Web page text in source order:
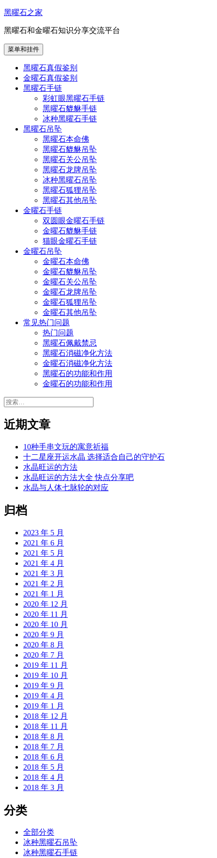
跳
内
容
黑曜石之家
黑曜石和金曜石知识分享交流平台
菜单和挂件
黑曜石真假鉴别
金曜石真假鉴别
黑曜石手链
彩虹眼黑曜石手链
黑曜石貔貅手链
冰种黑曜石手链
黑曜石吊坠
黑曜石本命佛
黑曜石貔貅吊坠
黑曜石关公吊坠
黑曜石龙牌吊坠
冰种黑曜石吊坠
黑曜石狐狸吊坠
黑曜石其他吊坠
金曜石手链
双圆眼金曜石手链
金曜石貔貅手链
猫眼金曜石手链
金曜石吊坠
金曜石本命佛
金曜石貔貅吊坠
金曜石关公吊坠
金曜石龙牌吊坠
金曜石狐狸吊坠
金曜石其他吊坠
常见热门问题
热门问题
黑曜石佩戴禁忌
黑曜石消磁净化方法
金曜石消磁净化方法
黑曜石的功能和作用
金曜石的功能和作用
搜
近期文章
10种手串文玩的寓意祈福
十二星座开运水晶 选择适合自己的守护石
水晶旺运的方法
水晶旺运的方法大全 快点分享吧
水晶与人体七脉轮的对应
归档
2023 年 5 月
2021 年 6 月
2021 年 5 月
2021 年 4 月
2021 年 3 月
2021 年 2 月
2021 年 1 月
2020 年 12 月
2020 年 11 月
2020 年 10 月
2020 年 9 月
2020 年 8 月
2020 年 7 月
2019 年 11 月
2019 年 10 月
2019 年 9 月
2019 年 4 月
2019 年 1 月
2018 年 12 月
2018 年 11 月
2018 年 8 月
2018 年 7 月
2018 年 6 月
2018 年 5 月
2018 年 4 月
2018 年 3 月
分类
全部分类
冰种黑曜石吊坠
冰种黑曜石手链